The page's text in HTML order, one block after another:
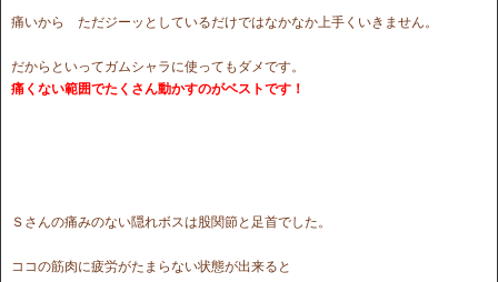
痛いから ただジーッとしているだけではなかなか上手くいきません。
だからといってガムシャラに使ってもダメです。
痛くない範囲でたくさん動かすのがベストです！
Ｓさんの痛みのない隠れボスは股関節と足首でした。
ココの筋肉に疲労がたまらない状態が出来ると